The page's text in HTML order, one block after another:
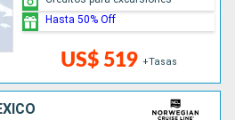
US$ 519 +Tasas
Hasta 50% Off